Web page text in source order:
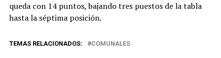
queda con 14 puntos, bajando tres puestos de la tabla
hasta la séptima posición.
TEMAS RELACIONADOS: COMUNALES